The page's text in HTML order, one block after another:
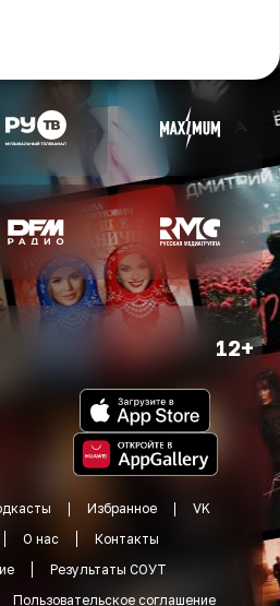
12+
Избранное
VK
О нас
Контакты
Результаты СОУТ
Пользовательское соглашение